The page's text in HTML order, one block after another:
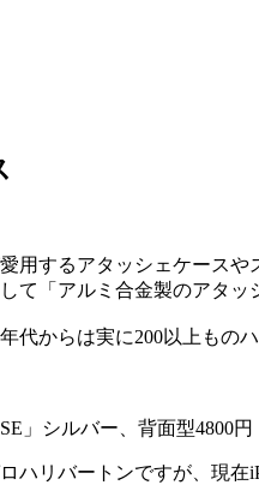
用するアタッシェケース
「アルミ合金製のアタッ
代からは実に200以上も
」シルバー、背面型4800
リバートンですが、現在